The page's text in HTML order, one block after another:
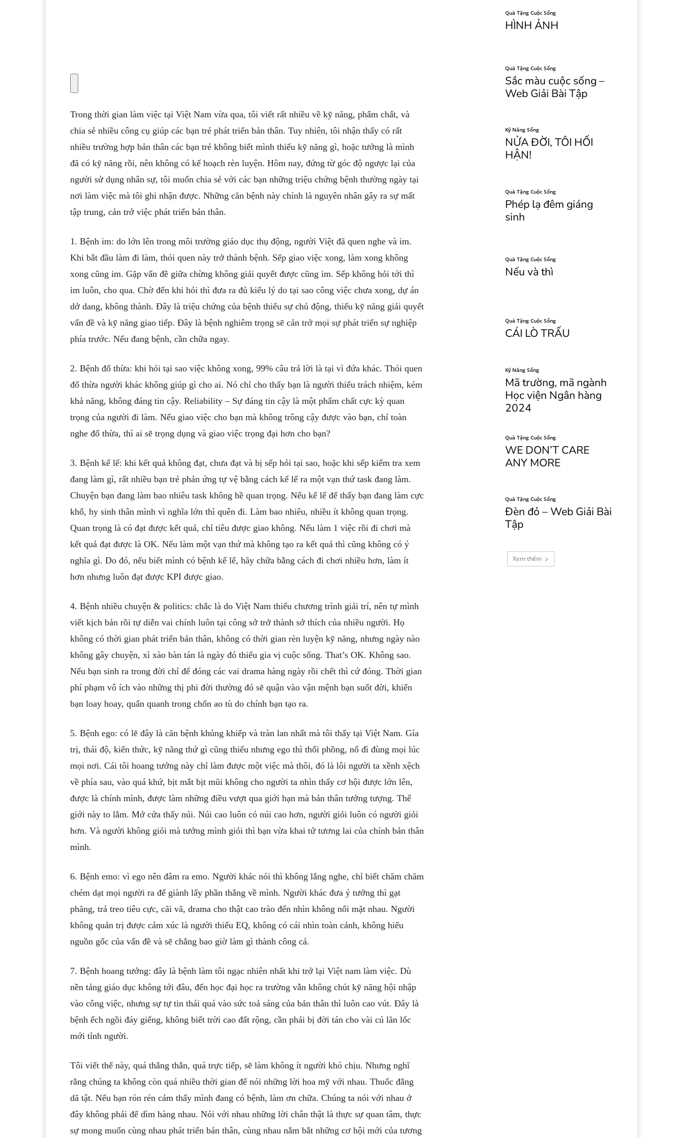
Trong thời gian làm việc tại Việt Nam vừa qua, tôi viết rất nhiều về kỹ năng, phẩm chất, và
chia sẻ nhiều công cụ giúp các bạn trẻ phát triển bản thân. Tuy nhiên, tôi nhận thấy có rất
nhiều trường hợp bản thân các bạn trẻ không biết mình thiếu kỹ năng gì, hoặc tưởng là mình
đã có kỹ năng rồi, nên không có kế hoạch rèn luyện. Hôm nay, đứng từ góc độ ngược lại của
người sử dụng nhân sự, tôi muốn chia sẻ với các bạn những triệu chứng bệnh thường ngày tại
nơi làm việc mà tôi ghi nhận được. Những căn bệnh này chính là nguyên nhân gây ra sự mất
tập trung, cản trở việc phát triển bản thân.
1. Bệnh im: do lớn lên trong môi trường giáo dục thụ động, người Việt đã quen nghe và im.
Khi bắt đầu làm đi làm, thói quen này trở thành bệnh. Sếp giao việc xong, làm xong không
xong cũng im. Gặp vấn đề giữa chừng không giải quyết được cũng im. Sếp không hỏi tới thì
im luôn, cho qua. Chờ đến khi hỏi thì đưa ra đủ kiểu lý do tại sao công việc chưa xong, dự án
dở dang, không thành. Đây là triệu chứng của bệnh thiếu sự chủ động, thiếu kỹ năng giải quyết
vấn đề và kỹ năng giao tiếp. Đây là bệnh nghiêm trọng sẽ cản trở mọi sự phát triển sự nghiệp
phía trước. Nếu đang bệnh, cần chữa ngay.
2. Bệnh đổ thừa: khi hỏi tại sao việc không xong, 99% câu trả lời là tại vì đứa khác. Thói quen
đổ thừa người khác không giúp gì cho ai. Nó chỉ cho thấy bạn là người thiếu trách nhiệm, kém
khả năng, không đáng tin cậy. Reliability – Sự đáng tin cậy là một phẩm chất cực kỳ quan
trọng của người đi làm. Nếu giao việc cho bạn mà không trông cậy được vào bạn, chỉ toàn
nghe đổ thừa, thì ai sẽ trọng dụng và giao việc trọng đại hơn cho bạn?
3. Bệnh kể lể: khi kết quả không đạt, chưa đạt và bị sếp hỏi tại sao, hoặc khi sếp kiểm tra xem
đang làm gì, rất nhiều bạn trẻ phản ứng tự vệ bằng cách kể lể ra một vạn thứ task đang làm.
Chuyện bạn đang làm bao nhiêu task không hề quan trọng. Nếu kể lể để thấy bạn đang làm cực
khổ, hy sinh thân mình vì nghĩa lớn thì quên đi. Làm bao nhiêu, nhiều ít không quan trọng.
Quan trọng là có đạt được kết quả, chỉ tiêu được giao không. Nếu làm 1 việc rồi đi chơi mà
kết quả đạt được là OK. Nếu làm một vạn thứ mà không tạo ra kết quả thì cũng không có ý
nghĩa gì. Do đó, nếu biết mình có bệnh kể lể, hãy chữa bằng cách đi chơi nhiều hơn, làm ít
hơn nhưng luôn đạt được KPI được giao.
4. Bệnh nhiều chuyện & politics: chắc là do Việt Nam thiếu chương trình giải trí, nên tự mình
viết kịch bản rồi tự diễn vai chính luôn tại công sở trở thành sở thích của nhiều người. Họ
không có thời gian phát triển bản thân, không có thời gian rèn luyện kỹ năng, nhưng ngày nào
không gây chuyện, xì xào bàn tán là ngày đó thiếu gia vị cuộc sống. That’s OK. Không sao.
Nếu bạn sinh ra trong đời chỉ để đóng các vai drama hàng ngày rồi chết thì cứ đóng. Thời gian
phí phạm vô ích vào những thị phi đời thường đó sẽ quận vào vận mệnh bạn suốt đời, khiến
bạn loay hoay, quẩn quanh trong chốn ao tù do chính bạn tạo ra.
5. Bệnh ego: có lẽ đây là căn bệnh khủng khiếp và tràn lan nhất mà tôi thấy tại Việt Nam. Gía
trị, thái độ, kiến thức, kỹ năng thứ gì cũng thiếu nhưng ego thì thổi phồng, nổ đì đùng mọi lúc
mọi nơi. Cái tôi hoang tưởng này chỉ làm được một việc mà thôi, đó là lôi người ta xềnh xệch
về phía sau, vào quá khứ, bịt mắt bịt mũi không cho người ta nhìn thấy cơ hội được lớn lên,
được là chính mình, được làm những điều vượt qua giới hạn mà bản thân tưởng tượng. Thế
giới này to lắm. Mở cửa thấy núi. Núi cao luôn có núi cao hơn, người giỏi luôn có người giỏi
hơn. Và người không giỏi mà tưởng mình giỏi thì bạn vừa khai tử tương lai của chính bản thân
mình.
6. Bệnh emo: vì ego nên đâm ra emo. Người khác nói thì không lắng nghe, chỉ biết chăm chăm
chém dạt mọi người ra để giành lấy phần thắng về mình. Người khác đưa ý tưởng thì gạt
phăng, trả treo tiêu cực, cãi vã, drama cho thật cao trào đến nhìn không nổi mặt nhau. Người
không quản trị được cảm xúc là người thiếu EQ, không có cái nhìn toàn cảnh, không hiểu
nguồn gốc của vấn đề và sẽ chẳng bao giờ làm gì thành công cả.
7. Bệnh hoang tưởng: đây là bệnh làm tôi ngạc nhiên nhất khi trở lại Việt nam làm việc. Dù
nền tảng giáo dục không tới đâu, đến học đại học ra trường vẫn không chút kỹ năng hội nhập
vào công việc, nhưng sự tự tin thái quá vào sức toả sáng của bản thân thì luôn cao vút. Đây là
bệnh ếch ngồi đáy giếng, không biết trời cao đất rộng, cần phải bị đời tán cho vài cú lăn lốc
mới tỉnh người.
Tôi viết thế này, quá thẳng thắn, quá trực tiếp, sẽ làm không ít người khó chịu. Nhưng nghĩ
rằng chúng ta không còn quá nhiều thời gian để nói những lời hoa mỹ với nhau. Thuốc đắng
dã tật. Nếu bạn rón rén cảm thấy mình đang có bệnh, làm ơn chữa. Chúng ta nói với nhau ở
đây không phải để dìm hàng nhau. Nói với nhau những lời chân thật là thực sự quan tâm, thực
sự mong muốn cùng nhau phát triển bản thân, cùng nhau nắm bắt những cơ hội mới của tương
Quà Tặng Cuộc Sống
HÌNH ẢNH
Quà Tặng Cuộc Sống
Sắc màu cuộc sống –
Web Giải Bài Tập
Kỹ Năng Sống
NỬA ĐỜI, TÔI HỐI
HẬN!
Quà Tặng Cuộc Sống
Phép lạ đêm giáng
sinh
Quà Tặng Cuộc Sống
Nếu và thì
Quà Tặng Cuộc Sống
CÁI LÒ TRẤU
Kỹ Năng Sống
Mã trường, mã ngành
Học viện Ngân hàng
2024
Quà Tặng Cuộc Sống
WE DON’T CARE
ANY MORE
Quà Tặng Cuộc Sống
Đèn đỏ – Web Giải Bài
Tập
Xem thêm